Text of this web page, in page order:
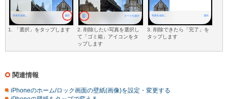
1. 「選択」をタップします
2. 削除したい写真を選択し
て「ゴミ箱」アイコンをタ
ップします
3. 削除できたら「完了」を
タップします
関連情報
iPhoneのホーム/ロック画面の壁紙(画像)を設定・変更する